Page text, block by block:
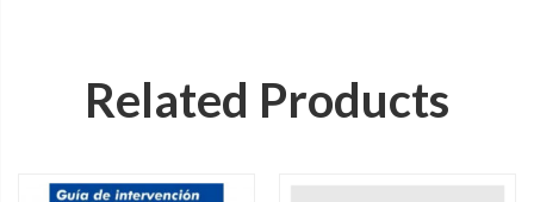
Related Products